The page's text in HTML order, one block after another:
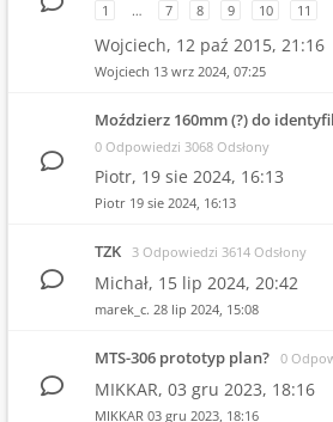
1
… 7 8 9 10 11
Wojciech, 12 paź 2015, 21:16
Wojciech 13 wrz 2024, 07:25
Moździerz 160mm (?) do
0 Odpowiedzi 3068 Odsłony
Piotr, 19 sie 2024, 16:13
Piotr 19 sie 2024, 16:13
TZK 3 Odpowiedzi 3614 Odsłony
Michał, 15 lip 2024, 20:42
marek_c. 28 lip 2024, 15:08
MTS-306 prototyp plan? 0
MIKKAR, 03 gru 2023, 18:16
MIKKAR 03 gru 2023, 18:16